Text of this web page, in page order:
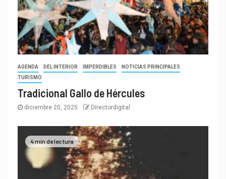
AGENDA DEL INTERIOR IMPERDIBLES
NOTICIAS PRINCIPALES
TURISMO
Tradicional Gallo de Hércules
diciembre 20, 2025 Directordigital
4 min de lectura